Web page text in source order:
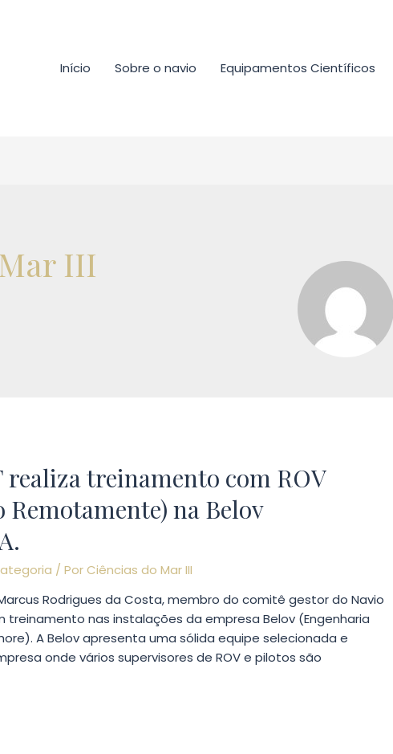
Início Sobre o navio Equipamentos Científicos
III
realiza treinamento com ROV
Remotamente) na Belov
/ PorCiências do Mar III
Rodrigues da Costa, membro do comitê gestor do Navio
treinamento nas instalações da empresa Belov (Engenharia
A Belov apresenta uma sólida equipe selecionada e
onde vários supervisores de ROV e pilotos são